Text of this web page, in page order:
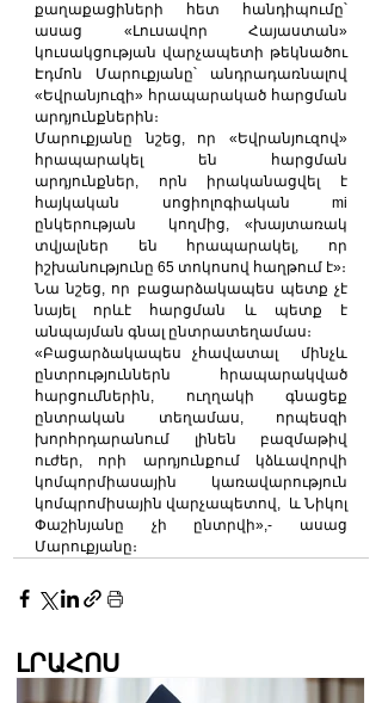
քաղաքացիների հետ հանդիպումը՝
ասաց «Լուսավոր Հայաստան»
կուսակցության վարչապետի թեկնածու
Էդմոն Մարուքյանը՝ անդրադառնալով
«Եվրանյուզի» հրապարակած հարցման
արդյունքներին։
Մարուքյանը նշեց, որ «Եվրանյուզով»
հրապարակել են հարցման
արդյունքներ, որն իրականացվել է
հայկական սոցիոլոգիական mi
ընկերության  կողմից, «խայտառակ
տվյալներ են հրապարակել, որ
իշխանությունը 65 տոկոսով հաղթում է»։
Նա նշեց, որ բացարձակապես պետք չէ
նայել որևէ հարցման և պետք է
անպայման գնալ ընտրատեղամաս։
«Բացարձակապես չհավատալ  մինչև
ընտրություններն հրապարակված
հարցումներին, ուղղակի գնացեք
ընտրական տեղամաս, որպեսզի
խորհրդարանում լինեն բազմաթիվ
ուժեր, որի արդյունքում կձևավորվի
կոմպորմիասային կառավարություն
կոմպրոմիսային վարչապետով,  և Նիկոլ
Փաշինյանը չի ընտրվի»,- ասաց
Մարուքյանը։
ԼՐԱՀՈՍ